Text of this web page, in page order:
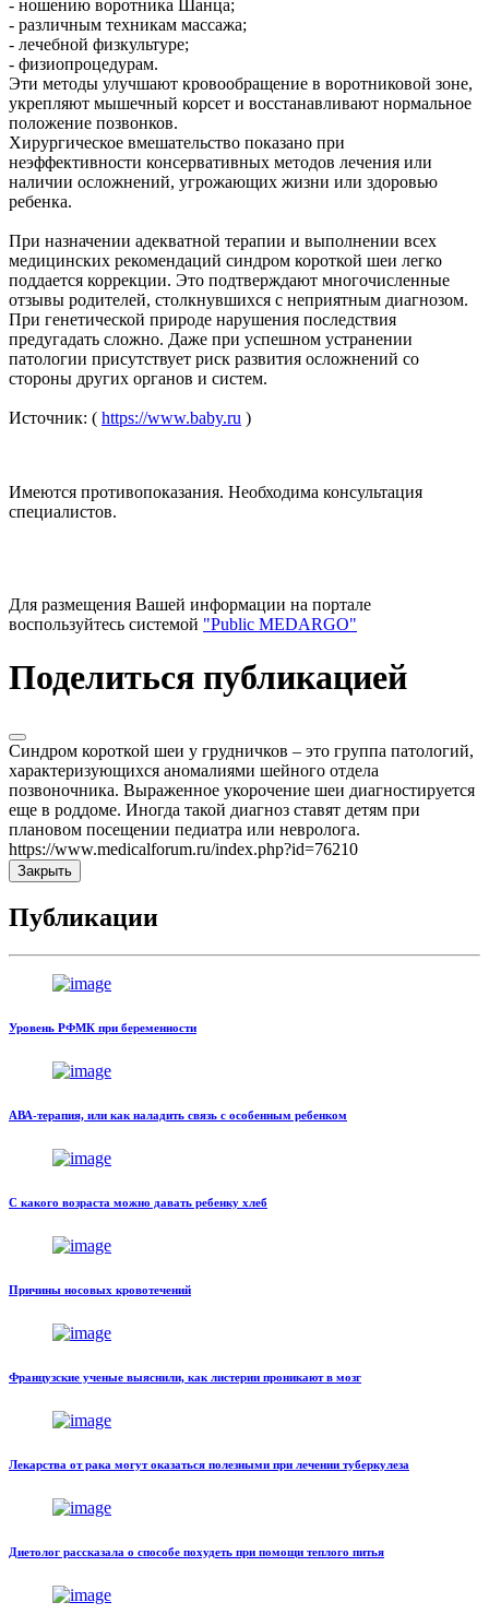
- ношению воротника Шанца;
- различным техникам массажа;
- лечебной физкультуре;
- физиопроцедурам.
Эти методы улучшают кровообращение в воротниковой зоне,
укрепляют мышечный корсет и восстанавливают нормальное
положение позвонков.
Хирургическое вмешательство показано при
неэффективности консервативных методов лечения или
наличии осложнений, угрожающих жизни или здоровью
ребенка.
При назначении адекватной терапии и выполнении всех
медицинских рекомендаций синдром короткой шеи легко
поддается коррекции. Это подтверждают многочисленные
отзывы родителей, столкнувшихся с неприятным диагнозом.
При генетической природе нарушения последствия
предугадать сложно. Даже при успешном устранении
патологии присутствует риск развития осложнений со
стороны других органов и систем.
Источник: ( https://www.baby.ru )
Имеются противопоказания. Необходима консультация
специалистов.
Для размещения Вашей информации на портале
воспользуйтесь системой "Public MEDARGO"
Поделиться публикацией
Синдром короткой шеи у грудничков – это группа патологий,
характеризующихся аномалиями шейного отдела
позвоночника. Выраженное укорочение шеи диагностируется
еще в роддоме. Иногда такой диагноз ставят детям при
плановом посещении педиатра или невролога.
https://www.medicalforum.ru/index.php?id=76210
Закрыть
Публикации
Уровень РФМК при беременности
АВА-терапия, или как наладить связь с особенным ребенком
С какого возраста можно давать ребенку хлеб
Причины носовых кровотечений
Французские ученые выяснили, как листерии проникают в мозг
Лекарства от рака могут оказаться полезными при лечении туберкулеза
Диетолог рассказала о способе похудеть при помощи теплого питья